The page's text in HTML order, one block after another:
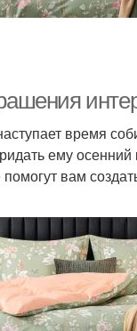
время
ему осенний
вам